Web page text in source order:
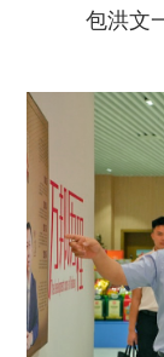
包洪文一